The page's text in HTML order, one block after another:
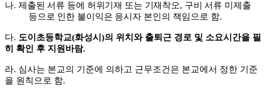
나. 제출된 서류 등에 허위기재 또는 기재착오, 구비 서류 미제출
등으로 인한 불이익은 응시자 본인의 책임으로 함.
다. 도이초등학교(화성시 )의 위치와 출퇴근 경로 및 소요시간을 필
히 확인 후 지원바람.
라. 심사는 본교의 기준에 의하고 근무조건은 본교에서 정한 기준
을 원칙으로 함.